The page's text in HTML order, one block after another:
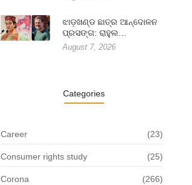
ଝାଡ଼ଖଣ୍ଡ ଛାତ୍ର ଆନ୍ଦୋଳନ
ପ୍ରସଙ୍ଗ: ରାହୁଲ…
August 7, 2026
Categories
Career (23)
Consumer rights study (25)
Corona (266)